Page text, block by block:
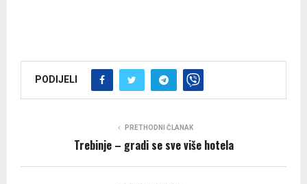
PODIJELI
PRETHODNI ČLANAK
Trebinje – gradi se sve više hotela